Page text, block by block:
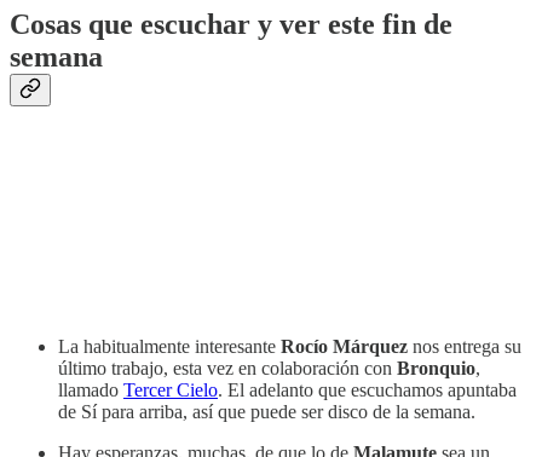
Cosas que escuchar y ver este fin de
semana
La habitualmente interesante Rocío Márquez nos entrega su
último trabajo, esta vez en colaboración con Bronquio,
llamado Tercer Cielo. El adelanto que escuchamos apuntaba
de Sí para arriba, así que puede ser disco de la semana.
Hay esperanzas, muchas, de que lo de Malamute sea un